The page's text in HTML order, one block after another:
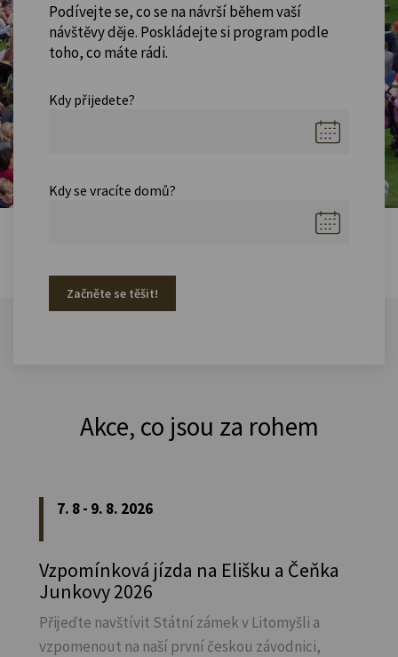
Podívejte se, co se na návrší během vaší
návštěvy děje. Poskládejte si program podle
toho, co máte rádi.
Kdy přijedete?
Kdy se vracíte domů?
Začněte se těšit!
Akce, co jsou za rohem
7. 8 - 9. 8. 2026
Vzpomínková jízda na Elišku a Čeňka
Junkovy 2026
Přijeďte navštívit Státní zámek v Litomyšli a
vzpomenout na naší první českou závodnici,